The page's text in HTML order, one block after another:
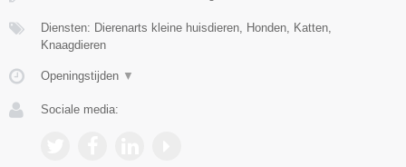
Diensten: Dierenarts kleine huisdieren, Honden, Katten,
Knaagdieren
Openingstijden ▼
Sociale media: